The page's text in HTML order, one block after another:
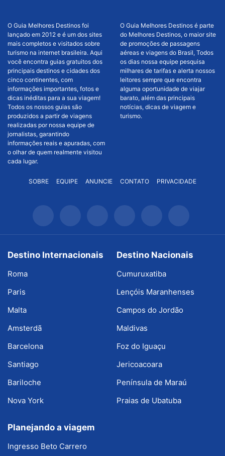
O Guia Melhores Destinos foi
lançado em 2012 e é um dos sites
mais completos e visitados sobre
turismo na internet brasileira. Aqui
você encontra guias gratuitos dos
principais destinos e cidades dos
cinco continentes, com
informações importantes, fotos e
dicas inéditas para a sua viagem!
Todos os nossos guias são
produzidos a partir de viagens
realizadas por nossa equipe de
jornalistas, garantindo
informações reais e apuradas, com
o olhar de quem realmente visitou
cada lugar.
O Guia Melhores Destinos é parte
do Melhores Destinos, o maior site
de promoções de passagens
aéreas e viagens do Brasil, Todos
os dias nossa equipe pesquisa
milhares de tarifas e alerta nossos
leitores sempre que encontra
alguma oportunidade de viajar
barato, além das principais
notícias, dicas de viagem e
turismo.
SOBRE EQUIPE ANUNCIE CONTATO PRIVACIDADE
Destino Internacionais
Roma
Paris
Malta
Amsterdã
Barcelona
Santiago
Bariloche
Nova York
Destino Nacionais
Cumuruxatiba
Lençóis Maranhenses
Campos do Jordão
Maldivas
Foz do Iguaçu
Jericoacoara
Península de Maraú
Praias de Ubatuba
Planejando a viagem
Ingresso Beto Carrero